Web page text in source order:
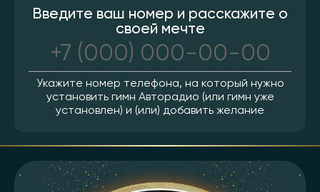
Введите ваш номер и расскажите о
своей мечте
Укажите номер телефона, на который нужно
установить гимн Авторадио (или гимн уже
установлен) и (или) добавить желание